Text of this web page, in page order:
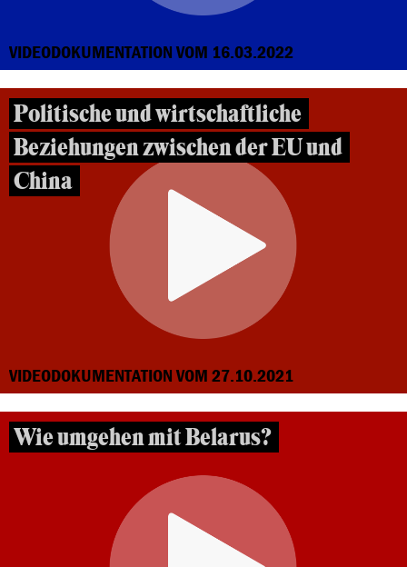
VIDEODOKUMENTATION VOM 16.03.2022
Politische und wirtschaftliche
Beziehungen zwischen der EU und
China
VIDEODOKUMENTATION VOM 27.10.2021
Wie umgehen mit Belarus?